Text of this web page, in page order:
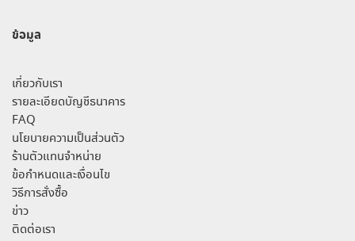
ข้อมูล
เกี่ยวกับเรา
รายละเอียดบัญชีธนาคาร
FAQ
นโยบายความเป็นส่วนตัว
ร้านตัวแทนจำหน่าย
ข้อกำหนดและเงื่อนไข
วิธีการสั่งซื้อ
ข่าว
ติดต่อเรา